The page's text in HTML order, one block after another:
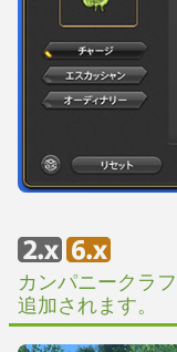
カンパニークラ
追加されます。